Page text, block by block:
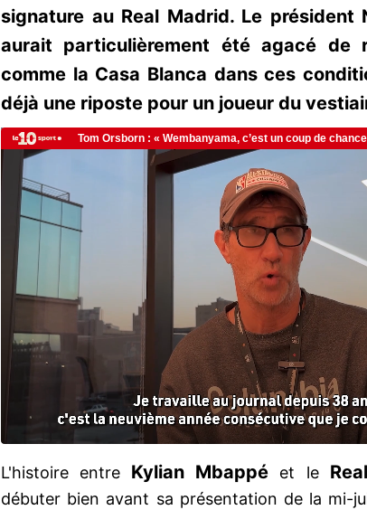
signature au Real Madrid. Le président
aurait particulièrement été agacé de
comme la Casa Blanca dans ces
déjà une riposte pour un joueur du
L'histoire entre Kylian Mbappé et le
débuter bien avant sa présentation de la mi-